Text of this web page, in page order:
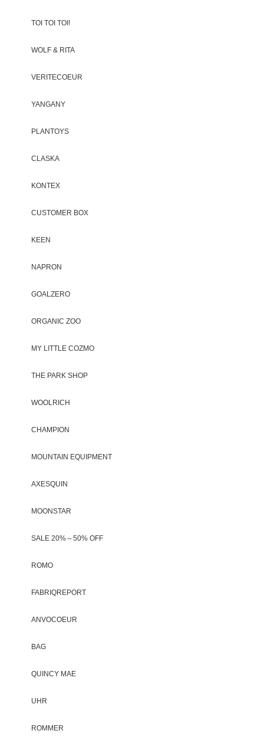
TOI TOI TOI!
WOLF & RITA
VERITECOEUR
YANGANY
PLANTOYS
CLASKA
KONTEX
CUSTOMER BOX
KEEN
NAPRON
GOALZERO
ORGANIC ZOO
MY LITTLE COZMO
THE PARK SHOP
WOOLRICH
CHAMPION
MOUNTAIN EQUIPMENT
AXESQUIN
MOONSTAR
SALE 20%～50% OFF
ROMO
FABRIQREPORT
ANVOCOEUR
BAG
QUINCY MAE
UHR
ROMMER